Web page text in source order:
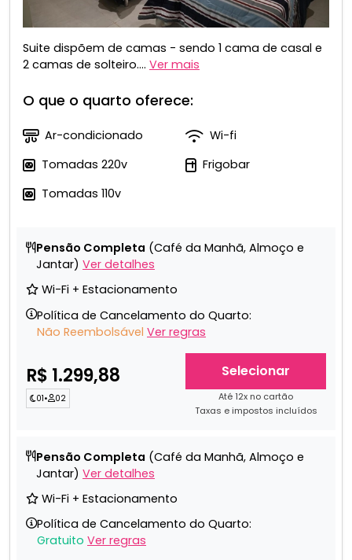
Suite dispõem de camas - sendo 1 cama de casal e
2 camas de solteiro.... Ver mais
O que o quarto oferece:
Ar-condicionado
Wi-fi
Tomadas 220v
Frigobar
Tomadas 110v
Pensão Completa (Café da Manhã, Almoço e
Jantar) Ver detalhes
Wi-Fi + Estacionamento
Política de Cancelamento do Quarto:
Não Reembolsável Ver regras
R$ 1.299,88
01• 02
Selecionar
Até 12x no cartão
Taxas e impostos incluídos
Pensão Completa (Café da Manhã, Almoço e
Jantar) Ver detalhes
Wi-Fi + Estacionamento
Política de Cancelamento do Quarto:
Gratuito Ver regras